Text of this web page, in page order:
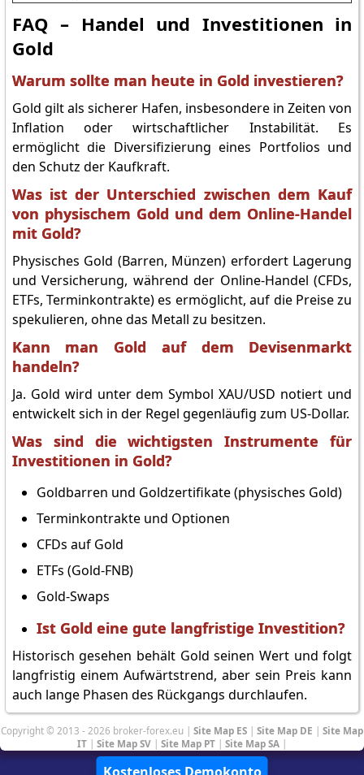
FAQ – Handel und Investitionen in
Gold
Warum sollte man heute in Gold investieren?
Gold gilt als sicherer Hafen, insbesondere in Zeiten von
Inflation oder wirtschaftlicher Instabilität. Es
ermöglicht die Diversifizierung eines Portfolios und
den Schutz der Kaufkraft.
Was ist der Unterschied zwischen dem Kauf
von physischem Gold und dem Online-Handel
mit Gold?
Physisches Gold (Barren, Münzen) erfordert Lagerung
und Versicherung, während der Online-Handel (CFDs,
ETFs, Terminkontrakte) es ermöglicht, auf die Preise zu
spekulieren, ohne das Metall zu besitzen.
Kann man Gold auf dem Devisenmarkt
handeln?
Ja. Gold wird unter dem Symbol XAU/USD notiert und
entwickelt sich in der Regel gegenläufig zum US-Dollar.
Was sind die wichtigsten Instrumente für
Investitionen in Gold?
Goldbarren und Goldzertifikate (physisches Gold)
Terminkontrakte und Optionen
CFDs auf Gold
ETFs (Gold-FNB)
Gold-Swaps
Ist Gold eine gute langfristige Investition?
Historisch gesehen behält Gold seinen Wert und folgt
langfristig einem Aufwärtstrend, aber sein Preis kann
auch lange Phasen des Rückgangs durchlaufen.
Copyright © 2013 - 2026 broker-forex.eu | Site Map ES | Site Map DE | Site Map
IT | Site Map SV | Site Map PT | Site Map SA |